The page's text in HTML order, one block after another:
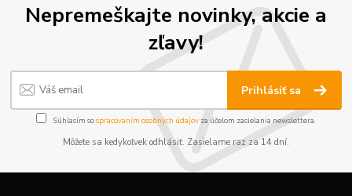
Nepremeškajte novinky, akcie a
zľavy!
Prihlásiť sa
Súhlasím sospracovaním osobných údajov za účelom zasielania newslettera.
Môžete sa kedykoľvek odhlásiť. Zasielame raz za 14 dní.